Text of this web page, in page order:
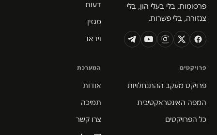
פרסומות, בלי בעלי הון, בלי
צנזורה, בלי פשרות.
דעות
מגזין
וידאו
פרויקטים
פרויקט מעקב ההתנחלויות
המפה האינטראקטיבית
כל הפרויקטים
המערכת
אודות
תמיכה
צרו קשר